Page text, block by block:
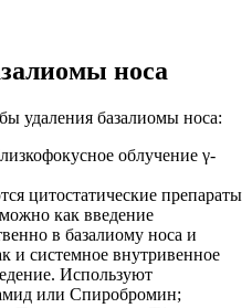
носа
удаления базалиомы носа:
облучение γ-
цитостатические препараты
как введение
в базалиому носа и
и системное внутривенное
Используют
или Спиробромин;